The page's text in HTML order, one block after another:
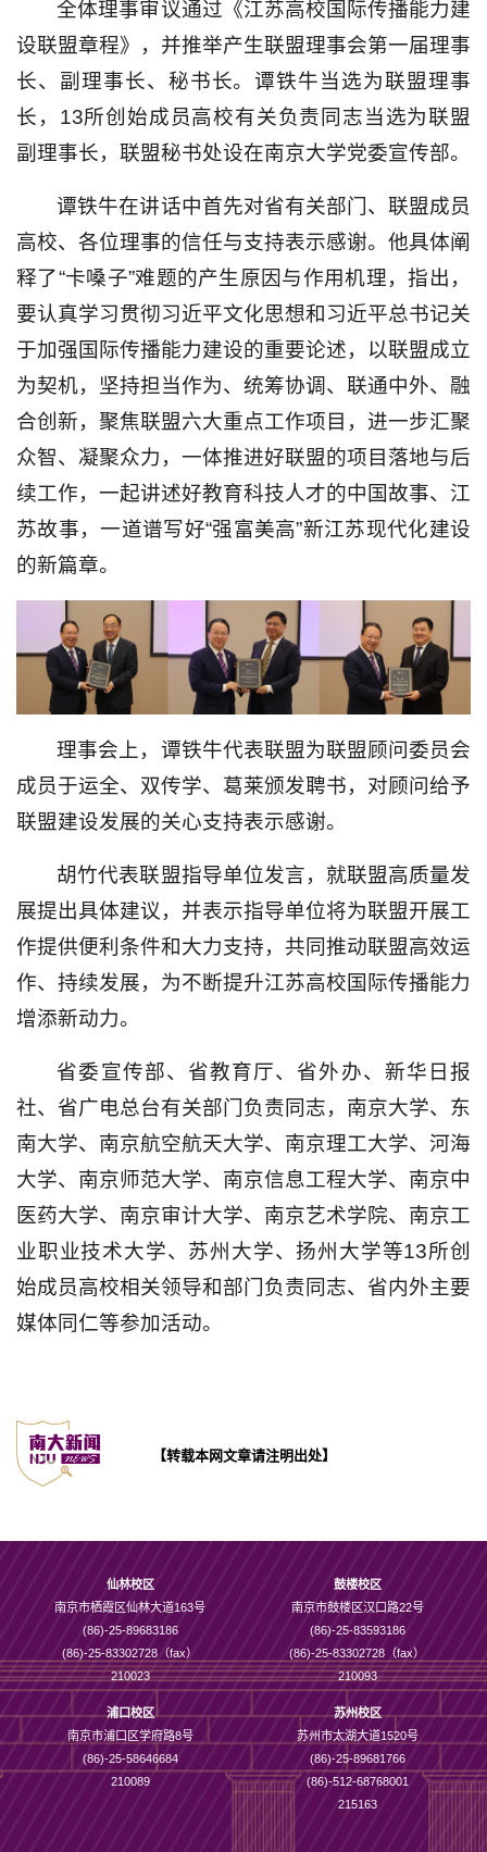
全体理事审议通过《江苏高校国际传播能力建
设联盟章程》，并推举产生联盟理事会第一届理事
长、副理事长、秘书长。谭铁牛当选为联盟理事
长，13所创始成员高校有关负责同志当选为联盟
副理事长，联盟秘书处设在南京大学党委宣传部。
谭铁牛在讲话中首先对省有关部门、联盟成员
高校、各位理事的信任与支持表示感谢。他具体阐
释了“卡嗓子”难题的产生原因与作用机理，指出，
要认真学习贯彻习近平文化思想和习近平总书记关
于加强国际传播能力建设的重要论述，以联盟成立
为契机，坚持担当作为、统筹协调、联通中外、融
合创新，聚焦联盟六大重点工作项目，进一步汇聚
众智、凝聚众力，一体推进好联盟的项目落地与后
续工作，一起讲述好教育科技人才的中国故事、江
苏故事，一道谱写好“强富美高”新江苏现代化建设
的新篇章。
理事会上，谭铁牛代表联盟为联盟顾问委员会
成员于运全、双传学、葛莱颁发聘书，对顾问给予
联盟建设发展的关心支持表示感谢。
胡竹代表联盟指导单位发言，就联盟高质量发
展提出具体建议，并表示指导单位将为联盟开展工
作提供便利条件和大力支持，共同推动联盟高效运
作、持续发展，为不断提升江苏高校国际传播能力
增添新动力。
省委宣传部、省教育厅、省外办、新华日报
社、省广电总台有关部门负责同志，南京大学、东
南大学、南京航空航天大学、南京理工大学、河海
大学、南京师范大学、南京信息工程大学、南京中
医药大学、南京审计大学、南京艺术学院、南京工
业职业技术大学、苏州大学、扬州大学等13所创
始成员高校相关领导和部门负责同志、省内外主要
媒体同仁等参加活动。
【转载本网文章请注明出处】
仙林校区
南京市栖霞区仙林大道163号
(86)-25-89683186
(86)-25-83302728（fax）
210023
鼓楼校区
南京市鼓楼区汉口路22号
(86)-25-83593186
(86)-25-83302728（fax）
210093
浦口校区
南京市浦口区学府路8号
(86)-25-58646684
210089
苏州校区
苏州市太湖大道1520号
(86)-25-89681766
(86)-512-68768001
215163